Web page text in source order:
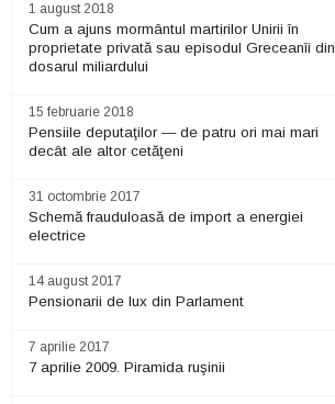
1 august 2018
Cum a ajuns mormântul martirilor Unirii în
proprietate privată sau episodul Greceanîi din
dosarul miliardului
15 februarie 2018
Pensiile deputaţilor — de patru ori mai mari
decât ale altor cetăţeni
31 octombrie 2017
Schemă frauduloasă de import a energiei
electrice
14 august 2017
Pensionarii de lux din Parlament
7 aprilie 2017
7 aprilie 2009. Piramida ruşinii